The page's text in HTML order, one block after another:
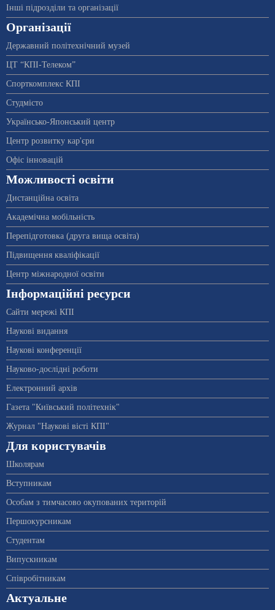
Інші підрозділи та організації
Організації
Державний політехнічний музей
ЦТ “КПІ-Телеком”
Спорткомплекс КПІ
Студмісто
Українсько-Японський центр
Центр розвитку кар'єри
Офіс інновацій
Можливості освіти
Дистанційна освіта
Академічна мобільність
Перепідготовка (друга вища освіта)
Підвищення кваліфікації
Центр міжнародної освіти
Інформаційні ресурси
Сайти мережі КПІ
Наукові видання
Наукові конференції
Науково-дослідні роботи
Електронний архів
Газета "Київський політехнік"
Журнал "Наукові вісті КПІ"
Для користувачів
Школярам
Вступникам
Особам з тимчасово окупованих територій
Першокурсникам
Студентам
Випускникам
Співробітникам
Актуальне